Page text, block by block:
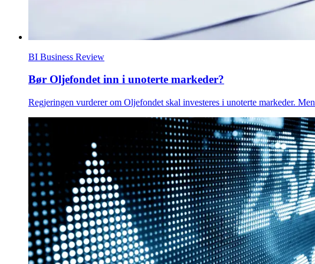
BI Business Review
Bør Oljefondet inn i unoterte markeder?
Regjeringen vurderer om Oljefondet skal investeres i unoterte markeder.